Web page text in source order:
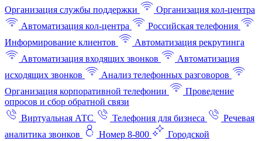
Организация службы поддержки
Организация кол-центра
Автоматизация кол-центра
Российская телефония
Информирование клиентов
Автоматизация рекрутинга
Автоматизация входящих звонков
Автоматизация
исходящих звонков
Анализ телефонных разговоров
Организация корпоративной телефонии
Проведение
опросов и сбор обратной связи
Виртуальная АТС
Телефония для бизнеса
Речевая
аналитика звонков
Номер 8-800
Городской